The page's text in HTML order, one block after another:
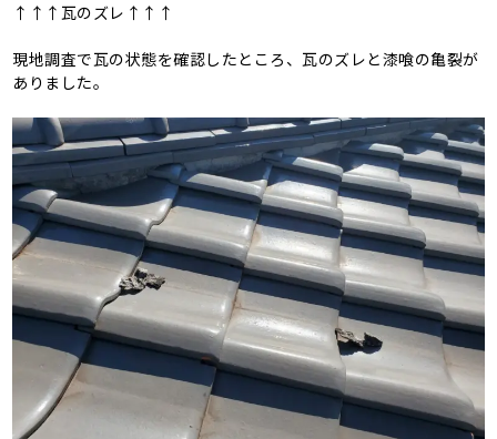
↑↑↑瓦のズレ↑↑↑
現地調査で瓦の状態を確認したところ、瓦のズレと漆喰の亀裂が
ありました。